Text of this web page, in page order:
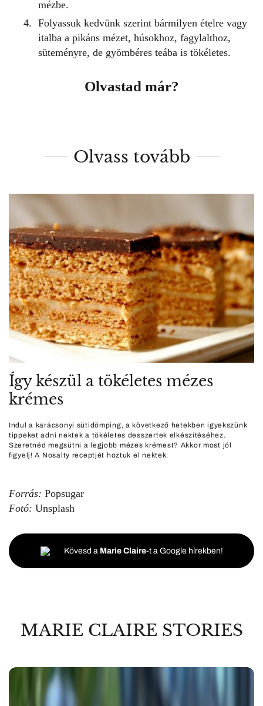
mézbe.
Folyassuk kedvünk szerint bármilyen ételre vagy
italba a pikáns mézet, húsokhoz, fagylalthoz,
süteményre, de gyömbéres teába is tökéletes.
Olvastad már?
Olvass tovább
Így készül a tökéletes mézes
krémes
Indul a karácsonyi sütidömping, a következő hetekben igyekszünk
tippeket adni nektek a tökéletes desszertek elkészítéséhez.
Szeretnéd megsütni a legjobb mézes krémest? Akkor most jól
figyelj! A Nosalty receptjét hoztuk el nektek.
Forrás: Popsugar
Fotó: Unsplash
Kövesd a Marie Claire-t a Google hírekben!
MARIE CLAIRE STORIES